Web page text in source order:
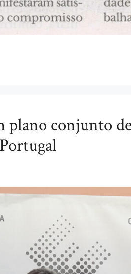
conjunto